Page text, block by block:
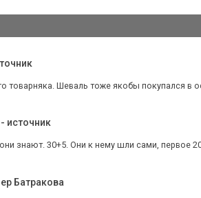
товарняка. Шеваль тоже якобы покупался в
источник
знают. 30+5. Они к нему шли сами, первое
Батракова